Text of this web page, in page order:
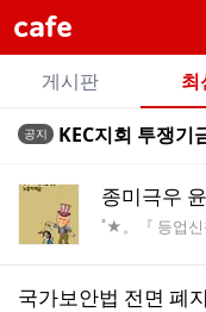
cafe
카
페
뉴
게시판 최
전
글
트
공지 KEC지회 투쟁기
종미극우
게시판명
˚★。『 등업신
국가보안법 전면 폐